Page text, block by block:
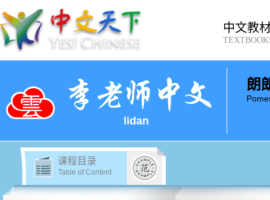
中文教
lidan
朗
课程目录
Table of Content